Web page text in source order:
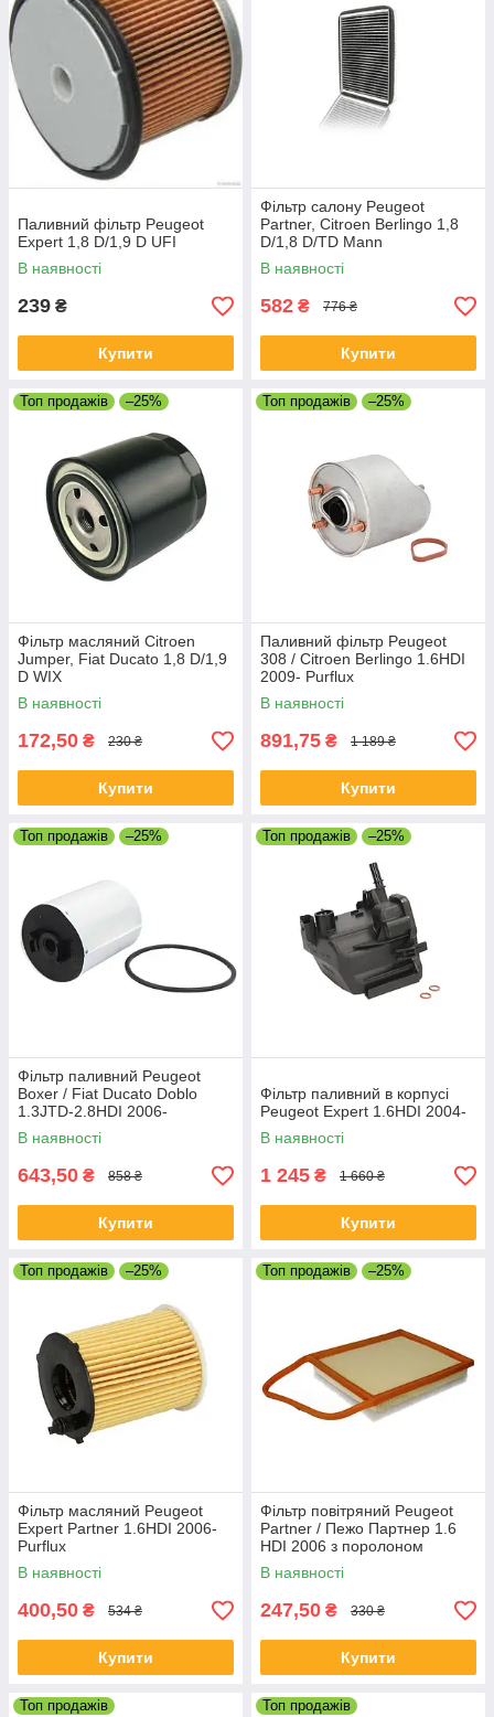
Паливний фільтр Peugeot
Expert 1,8 D/1,9 D UFI
В наявності
239 ₴
Купити
Фільтр салону Peugeot
Partner, Citroen Berlingo 1,8
D/1,8 D/TD Mann
В наявності
582 ₴ 776 ₴
Купити
Топ продажів –25%
Фільтр масляний Citroen
Jumper, Fiat Ducato 1,8 D/1,9
D WIX
В наявності
172,50 ₴ 230 ₴
Купити
Топ продажів –25%
Паливний фільтр Peugeot
308 / Citroen Berlingo 1.6HDI
2009- Purflux
В наявності
891,75 ₴ 1 189 ₴
Купити
Топ продажів –25%
Фільтр паливний Peugeot
Boxer / Fiat Ducato Doblo
1.3JTD-2.8HDI 2006-
В наявності
643,50 ₴ 858 ₴
Купити
Топ продажів –25%
Фільтр паливний в корпусі
Peugeot Expert 1.6HDI 2004-
В наявності
1 245 ₴ 1 660 ₴
Купити
Топ продажів –25%
Фільтр масляний Peugeot
Expert Partner 1.6HDI 2006-
Purflux
В наявності
400,50 ₴ 534 ₴
Купити
Топ продажів –25%
Фільтр повітряний Peugeot
Partner / Пежо Партнер 1.6
HDI 2006 з поролоном
В наявності
247,50 ₴ 330 ₴
Купити
Топ продажів Топ продажів